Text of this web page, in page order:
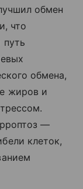
обмен
что
путь
обмена,
жиров и
—
клеток,